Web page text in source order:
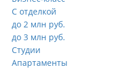
С отделкой
до 2 млн руб.
до 3 млн руб.
Студии
Апартаменты